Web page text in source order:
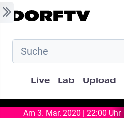
Skip to main content
Hauptnavigation
Live Lab Upload
Am 3. Mar. 2020 | 22:00 Uhr